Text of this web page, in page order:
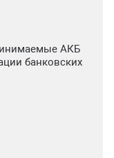
АКБ
банковских